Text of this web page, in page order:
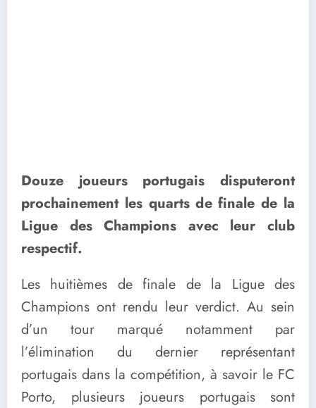
Douze joueurs portugais disputeront
prochainement les quarts de finale de la
Ligue des Champions avec leur club
respectif.
Les huitièmes de finale de la Ligue des
Champions ont rendu leur verdict. Au sein
d’un tour marqué notamment par
l’élimination du dernier représentant
portugais dans la compétition, à savoir le FC
Porto, plusieurs joueurs portugais sont